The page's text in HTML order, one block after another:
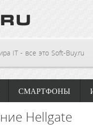
IT - все это Soft-Buy.ru
СМАРТФОНЫ
Hellgate